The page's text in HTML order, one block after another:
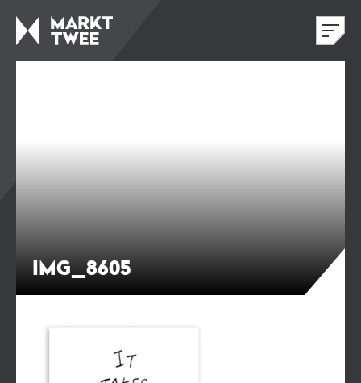
IMG_8605